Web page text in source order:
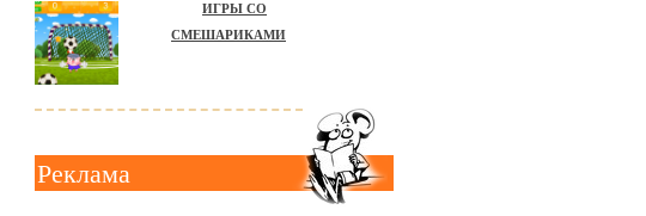
ИГРЫ СО
СМЕШАРИКАМИ
Реклама